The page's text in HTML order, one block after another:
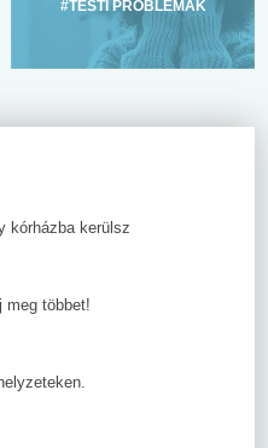
#TESTI PROBLÉMÁK
kórházba kerülsz
meg többet!